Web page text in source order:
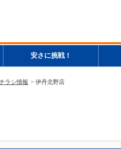
安さに挑戦！
ラシ情報 > 伊丹北野店